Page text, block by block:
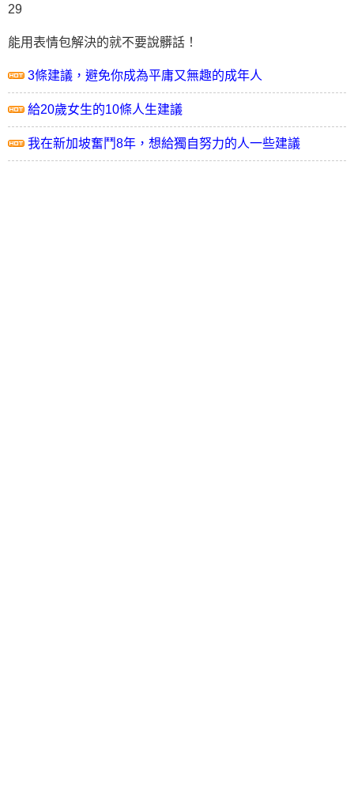
29
能用表情包解決的就不要說髒話！
3條建議，避免你成為平庸又無趣的成年人
給20歲女生的10條人生建議
我在新加坡奮鬥8年，想給獨自努力的人一些建議